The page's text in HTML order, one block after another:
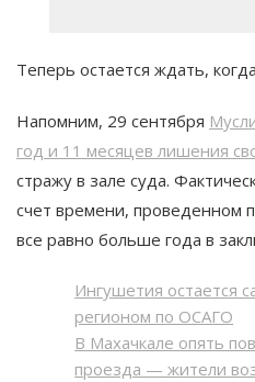
Теперь остается ждать,
Напомним, 29 сентября
год и 11 месяцев лишения
стражу в зале суда.
счет времени, проведенном
все равно больше года в
Ингушетия остается
регионом по ОСАГО
В Махачкале опять
проезда — жители